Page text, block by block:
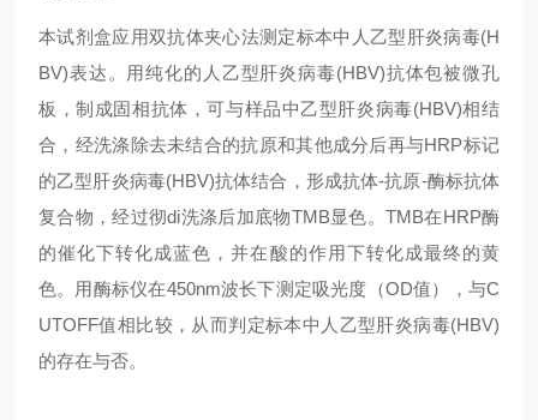
本试剂盒应用双抗体夹心法测定标本中人乙型肝炎病毒(H
BV)表达。用纯化的人乙型肝炎病毒(HBV)抗体包被微孔
板，制成固相抗体，可与样品中乙型肝炎病毒(HBV)相结
合，经洗涤除去未结合的抗原和其他成分后再与HRP标记
的乙型肝炎病毒(HBV)抗体结合，形成抗体-抗原-酶标抗体
复合物，经过彻di洗涤后加底物TMB显色。TMB在HRP酶
的催化下转化成蓝色，并在酸的作用下转化成最终的黄
色。用酶标仪在450nm波长下测定吸光度（OD值），与C
UTOFF值相比较，从而判定标本中人乙型肝炎病毒(HBV)
的存在与否。